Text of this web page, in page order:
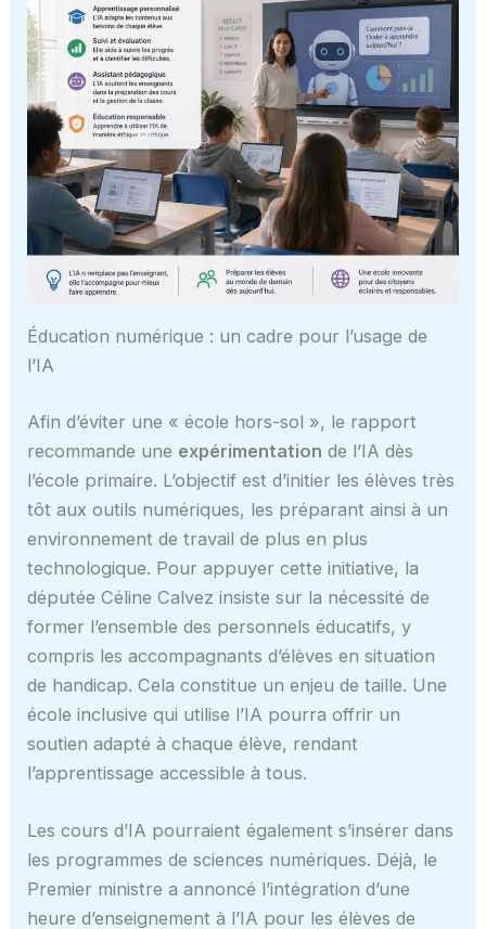
Éducation numérique : un cadre pour l’usage de
l’IA
Afin d’éviter une « école hors-sol », le rapport
recommande une expérimentation de l’IA dès
l’école primaire. L’objectif est d’initier les élèves très
tôt aux outils numériques, les préparant ainsi à un
environnement de travail de plus en plus
technologique. Pour appuyer cette initiative, la
députée Céline Calvez insiste sur la nécessité de
former l’ensemble des personnels éducatifs, y
compris les accompagnants d’élèves en situation
de handicap. Cela constitue un enjeu de taille. Une
école inclusive qui utilise l’IA pourra offrir un
soutien adapté à chaque élève, rendant
l’apprentissage accessible à tous.
Les cours d’IA pourraient également s’insérer dans
les programmes de sciences numériques. Déjà, le
Premier ministre a annoncé l’intégration d’une
heure d’enseignement à l’IA pour les élèves de